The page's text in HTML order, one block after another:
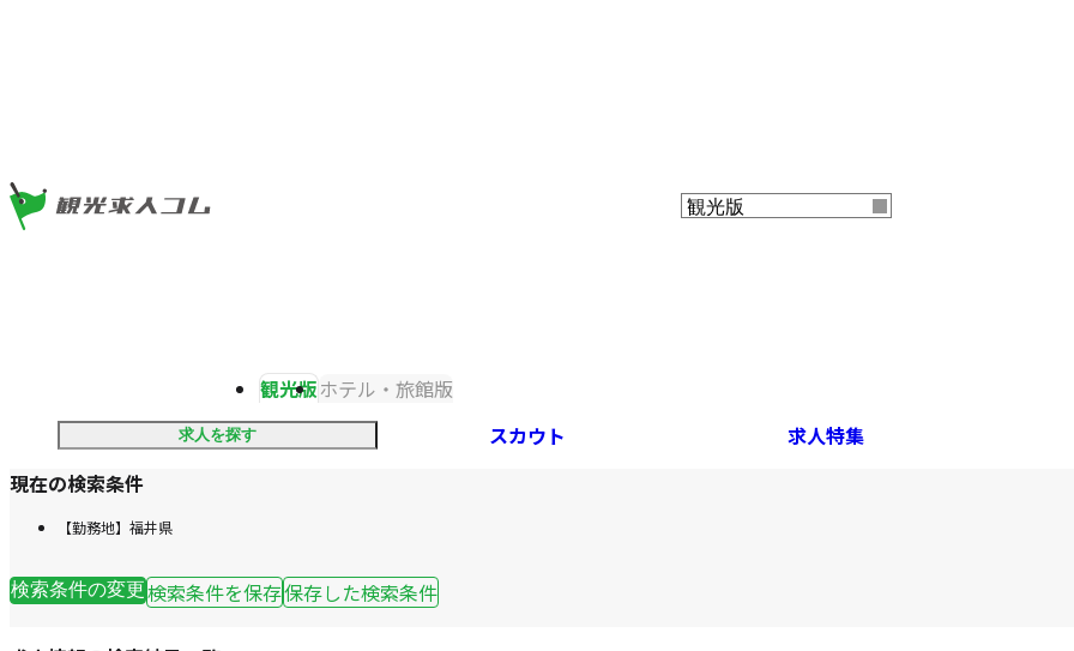
プ
観光版ホテル・旅館版
求人を探す スカウト
求人特集
現在の検索条件
【勤務地】福井県
検索条件の変更検索条件を保存保存した検索条件